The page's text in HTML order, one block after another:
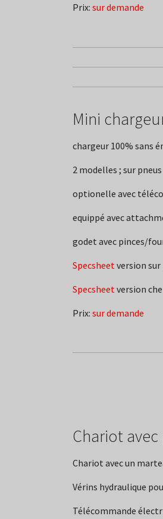
Prix: sur demande
Mini
chargeur 100% sans
2 modelles ; sur
optionelle avec
equippé avec
godet avec pinces/
Specsheetversion sur
Specsheetversion
Prix: sur demande
Chariot
Chariot avec un
Vérins hydraulique
Télécommande